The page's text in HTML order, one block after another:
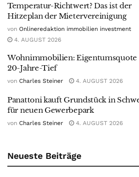
Temperatur-Richtwert? Das ist der
Hitzeplan der Mietervereinigung
von Onlineredaktion immobilien investment
4. AUGUST 2026
Wohnimmobilien: Eigentumsquote
20-Jahre-Tief
von Charles Steiner 4. AUGUST 2026
Panattoni kauft Grundstück in
für neuen Gewerbepark
von Charles Steiner 4. AUGUST 2026
Neueste Beiträge